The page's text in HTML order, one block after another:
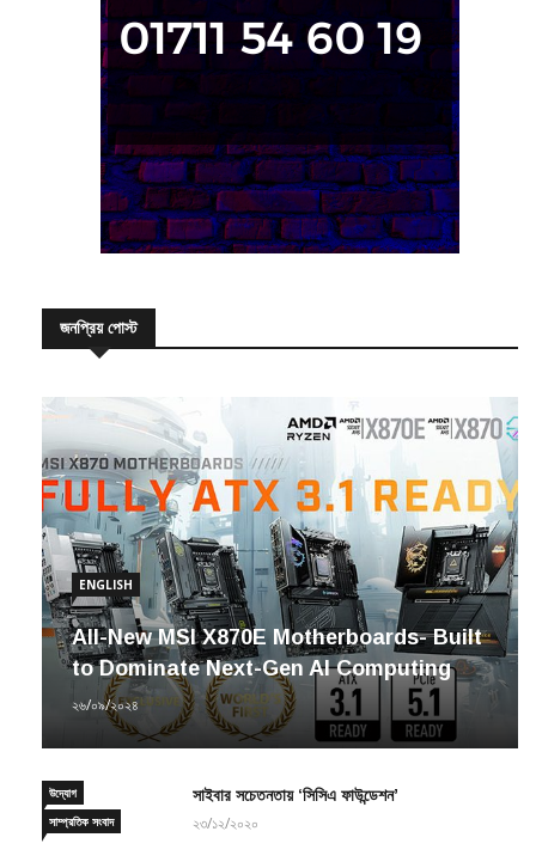
জনপ্রিয় পোস্ট
ENGLISH
All-New MSI X870E Motherboards- Built
to Dominate Next-Gen AI Computing
২৬/০৯/২০২৪
উদ্যোগ
সাম্প্রতিক সংবাদ
সাইবার সচেতনতায় ‘সিসিএ ফাউন্ডেশন’
২৩/১২/২০২০